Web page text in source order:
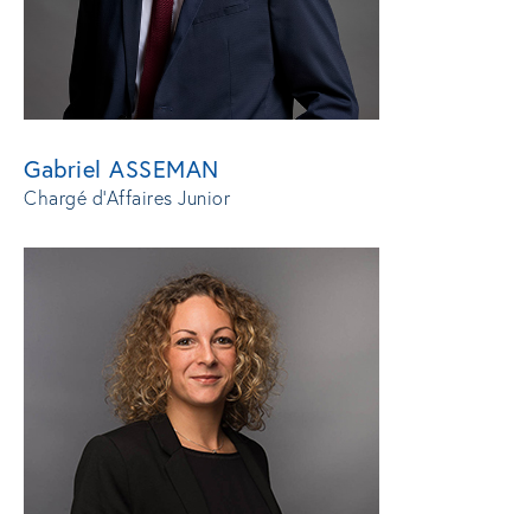
Gabriel ASSEMAN
Chargé d’Affaires Junior